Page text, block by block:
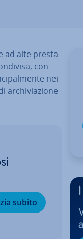
ad alte pre­sta­
con­
nei
ar­chi­via­zio­ne
subito